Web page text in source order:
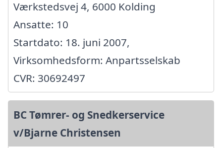
Værkstedsvej 4, 6000 Kolding
Ansatte: 10
Startdato: 18. juni 2007,
Virksomhedsform: Anpartsselskab
CVR: 30692497
BC Tømrer- og Snedkerservice
v/Bjarne Christensen